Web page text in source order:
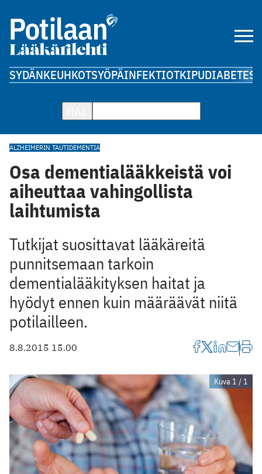
SYDÄNKEUHKOTSYÖPÄINFEKTIOTKIPUDIABETES
ALZHEIMERIN TAUTIDEMENTIA
Osa dementialääkkeistä voi
aiheuttaa vahingollista
laihtumista
Tutkijat suosittavat lääkäreitä
punnitsemaan tarkoin
dementialääkityksen haitat ja
hyödyt ennen kuin määräävät niitä
potilailleen.
8.8.2015 15.00
Kuva 1 / 1